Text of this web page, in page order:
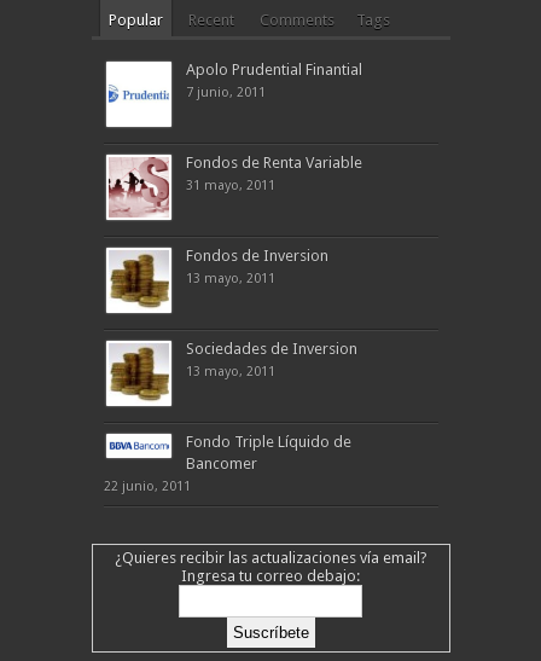
Popular Recent Comments Tags
Apolo Prudential Finantial
7 junio, 2011
Fondos de Renta Variable
31 mayo, 2011
Fondos de Inversion
13 mayo, 2011
Sociedades de Inversion
13 mayo, 2011
Fondo Triple Líquido de
Bancomer
22 junio, 2011
¿Quieres recibir las actualizaciones vía email?
Ingresa tu correo debajo: